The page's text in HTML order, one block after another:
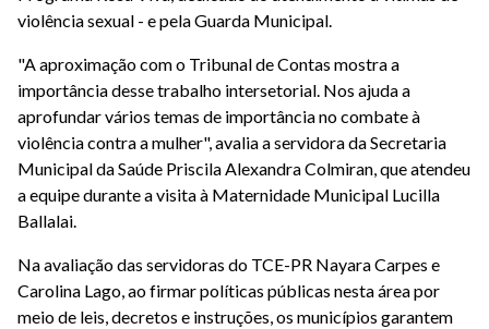
violência sexual - e pela Guarda Municipal.
"A aproximação com o Tribunal de Contas mostra a
importância desse trabalho intersetorial. Nos ajuda a
aprofundar vários temas de importância no combate à
violência contra a mulher", avalia a servidora da Secretaria
Municipal da Saúde Priscila Alexandra Colmiran, que atendeu
a equipe durante a visita à Maternidade Municipal Lucilla
Ballalai.
Na avaliação das servidoras do TCE-PR Nayara Carpes e
Carolina Lago, ao firmar políticas públicas nesta área por
meio de leis, decretos e instruções, os municípios garantem